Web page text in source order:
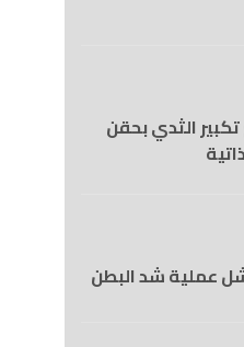
الثدي بحقن
عملية شد البطن